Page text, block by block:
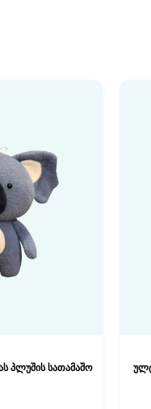
პლუშის სათამაშო